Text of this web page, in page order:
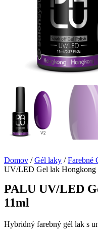
Domov /Gél laky /
UV/LED Gel lak Hongkong
PALU UV/LED
11ml
Hybridný farebný gél lak s